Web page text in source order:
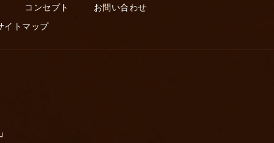
コンセプト お問い合わせ
イトマップ